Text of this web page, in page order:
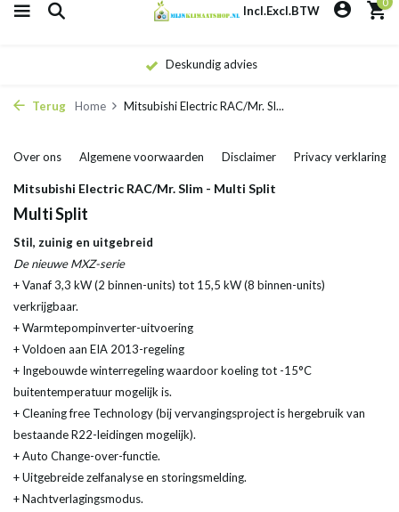
Incl.Excl.BTW
Deskundig advies
Terug Home Mitsubishi Electric RAC/Mr. Sl...
Over ons Algemene voorwaarden Disclaimer Privacy verklaring
Mitsubishi Electric RAC/Mr. Slim - Multi Split
Multi Split
Stil, zuinig en uitgebreid
De nieuwe MXZ-serie
+ Vanaf 3,3 kW (2 binnen-units) tot 15,5 kW (8 binnen-units)
verkrijgbaar.
+ Warmtepompinverter-uitvoering
+ Voldoen aan EIA 2013-regeling
+ Ingebouwde winterregeling waardoor koeling tot -15°C
buitentemperatuur mogelijk is.
+ Cleaning free Technology (bij vervangingsproject is hergebruik van
bestaande R22-leidingen mogelijk).
+ Auto Change-over-functie.
+ Uitgebreide zelfanalyse en storingsmelding.
+ Nachtverlagingsmodus.